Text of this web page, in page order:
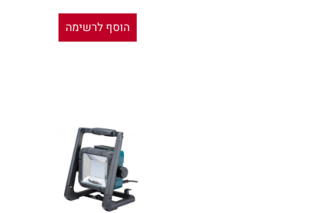
הוסף לרשימה